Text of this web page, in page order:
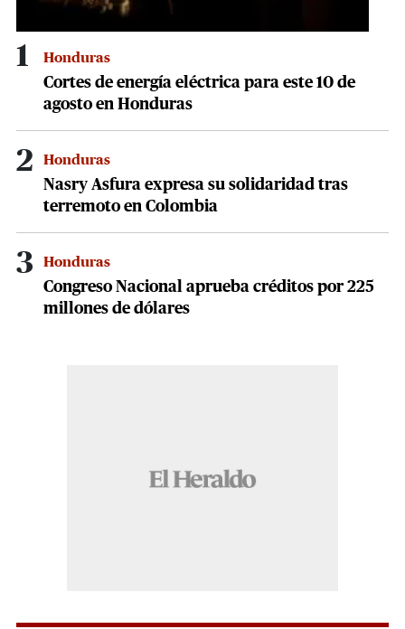
1 Honduras
Cortes de energía eléctrica para este 10 de
agosto en Honduras
2 Honduras
Nasry Asfura expresa su solidaridad tras
terremoto en Colombia
3 Honduras
Congreso Nacional aprueba créditos por 225
millones de dólares